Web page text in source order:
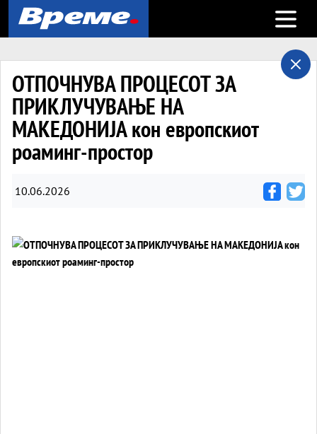
Open
ОТПОЧНУВА ПРОЦЕСОТ ЗА
ПРИКЛУЧУВАЊЕ НА
МАКЕДОНИЈА кон европскиот
роаминг-простор
10.06.2026